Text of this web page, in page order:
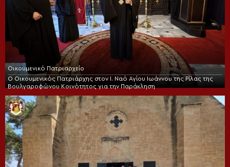
Οικουμενικό Πατριαρχείο
Ο Οικουμενικός Πατριάρχης στον I. Ναό Αγίου Ιωάννου της Ρίλας της
Βουλγαροφώνου Κοινότητος για την Παράκληση